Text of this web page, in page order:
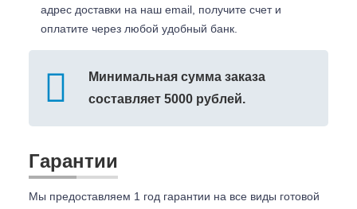
адрес доставки на наш email, получите счет и
оплатите через любой удобный банк.
Минимальная сумма заказа
составляет 5000 рублей.
Гарантии
Мы предоставляем 1 год гарантии на все виды готовой